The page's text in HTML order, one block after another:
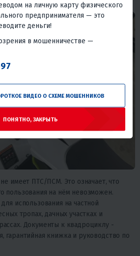
покупкой
не имеет ПТС/ПСМ. Это означает, что
пользования на нём невозможен.
использования на частной
тропах, дачных участках и
Документы к квадроциклу -
гарантийная книжка и руководство по
на личную карту физического
предпринимателя — это
деньги!
в мошенничестве —
ВИДЕО О СХЕМЕ МОШЕННИКОВ
ПОНЯТНО, ЗАКРЫТЬ